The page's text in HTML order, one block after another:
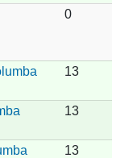
0
13
13
13